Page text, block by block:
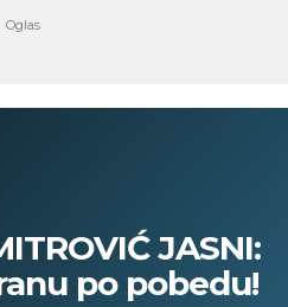
JASNI:
po pobedu!